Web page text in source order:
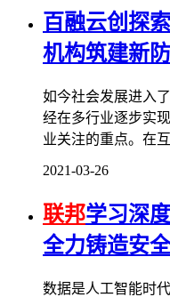
百融云创探索
机构筑建新
如今社会发展进入
经在多行业逐步实
业关注的重点。在
2021-03-26
联邦学习深
全力铸造安
数据是人工智能时